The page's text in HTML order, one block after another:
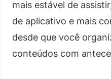
mais estável de
de aplicativo e mais
desde que você
conteúdos com